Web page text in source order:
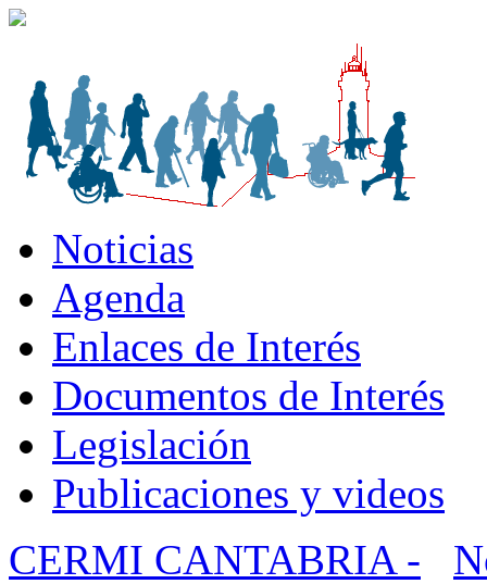
Noticias
Agenda
Enlaces de Interés
Documentos de Interés
Legislación
Publicaciones y videos
CERMI CANTABRIA -